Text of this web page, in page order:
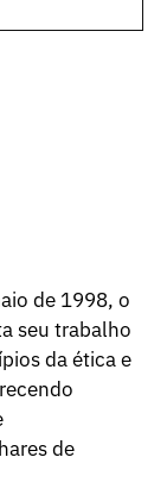
de 1998, o
seu trabalho
da ética e
de